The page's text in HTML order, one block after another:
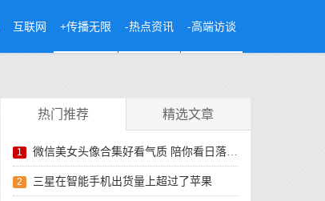
互联网 +传播无限 -热点资讯 -高端访谈
热门推荐 精选文章
1 微信美女头像合集好看气质 陪你看日落的人比日落更浪漫
2 三星在智能手机出货量上超过了苹果